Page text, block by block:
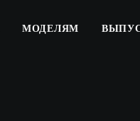
МОДЕЛЯМ